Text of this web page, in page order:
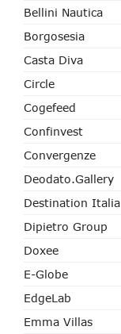
Bellini Nautica
Borgosesia
Casta Diva
Circle
Cogefeed
Confinvest
Convergenze
Deodato.Gallery
Destination Italia
Dipietro Group
Doxee
E-Globe
EdgeLab
Emma Villas